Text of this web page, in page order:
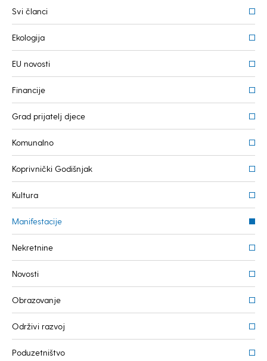
Svi članci
Ekologija
EU novosti
Financije
Grad prijatelj djece
Komunalno
Koprivnički Godišnjak
Kultura
Manifestacije
Nekretnine
Novosti
Obrazovanje
Održivi razvoj
Poduzetništvo